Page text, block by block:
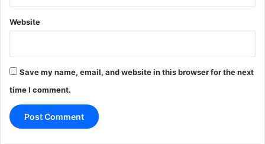
Website
Save my name, email, and website in this browser for the next
time I comment.